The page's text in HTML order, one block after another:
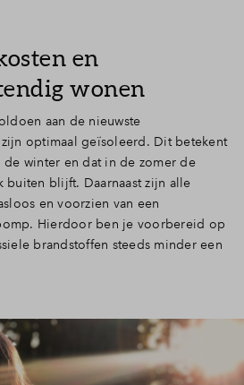
en
wonen
aan de nieuwste
optimaal geïsoleerd. Dit betekent
winter en dat in de zomer de
buiten blijft. Daarnaast zijn alle
en voorzien van een
Hierdoor ben je voorbereid op
brandstoffen steeds minder een